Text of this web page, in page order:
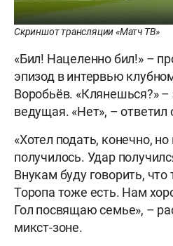
Скриншот трансляции «Матч ТВ»
«Бил! Нацеленно бил!» –
эпизод в интервью
Воробьёв. «Клянешься?» –
ведущая. «Нет», – ответил
«Хотел подать, конечно,
получилось. Удар
Внукам буду говорить,
Торопа тоже есть. Нам
Гол посвящаю семье», –
микст-зоне.